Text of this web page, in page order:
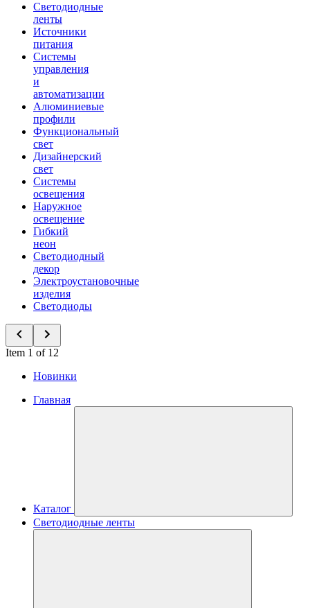
Светодиодные
ленты
Источники
питания
Системы
управления
и
автоматизации
Алюминиевые
профили
Функциональный
свет
Дизайнерский
свет
Системы
освещения
Наружное
освещение
Гибкий
неон
Светодиодный
декор
Электроустановочные
изделия
Светодиоды
Item 1 of 12
Новинки
Главная
Каталог
Светодиодные ленты